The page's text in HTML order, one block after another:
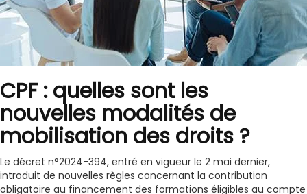
CPF : quelles sont les
nouvelles modalités de
mobilisation des droits ?
Le décret n°2024-394, entré en vigueur le 2 mai dernier,
introduit de nouvelles règles concernant la contribution
obligatoire au financement des formations éligibles au compte